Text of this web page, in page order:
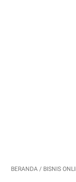
BERANDA / BISNIS